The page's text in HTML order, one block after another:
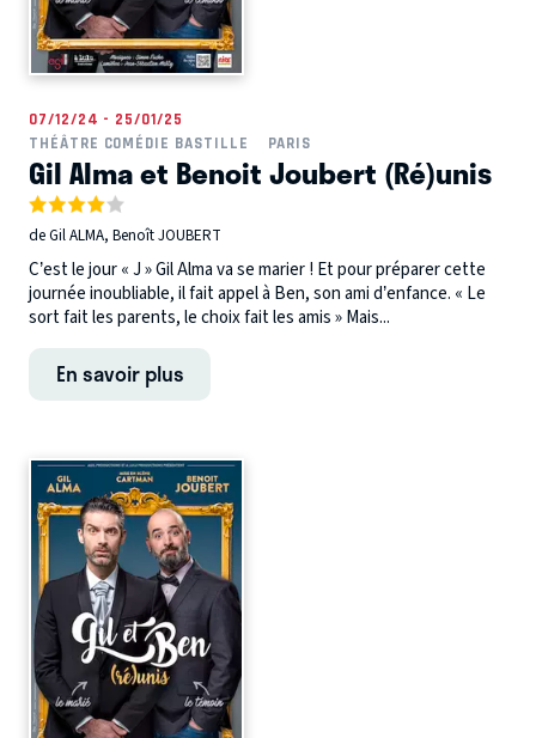
07/12/24 - 25/01/25
THÉÂTRE COMÉDIE BASTILLE
PARIS
Gil Alma et Benoit Joubert (Ré)unis
de Gil ALMA, Benoît JOUBERT
C’est le jour « J » Gil Alma va se marier ! Et pour préparer cette
journée inoubliable, il fait appel à Ben, son ami d’enfance. « Le
sort fait les parents, le choix fait les amis » Mais...
En savoir plus